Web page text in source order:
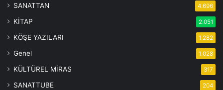
SANATTAN 4.696
KİTAP 2.051
KÖŞE YAZILARI 1.282
Genel 1.028
KÜLTÜREL MİRAS 317
SANATTUBE 204